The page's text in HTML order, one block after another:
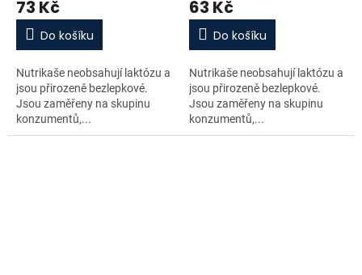
73 Kč
Do košíku
Nutrikaše neobsahují laktózu a
jsou přirozeně bezlepkové.
Jsou zaměřeny na skupinu
konzumentů,...
63 Kč
Do košíku
Nutrikaše neobsahují laktózu a
jsou přirozeně bezlepkové.
Jsou zaměřeny na skupinu
konzumentů,...